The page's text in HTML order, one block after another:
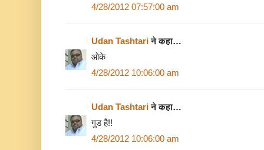
4/28/2012 07:57:00 am
Udan Tashtariने कहा…
ओके
4/28/2012 10:06:00 am
Udan Tashtariने कहा…
गुड है!!
4/28/2012 10:06:00 am